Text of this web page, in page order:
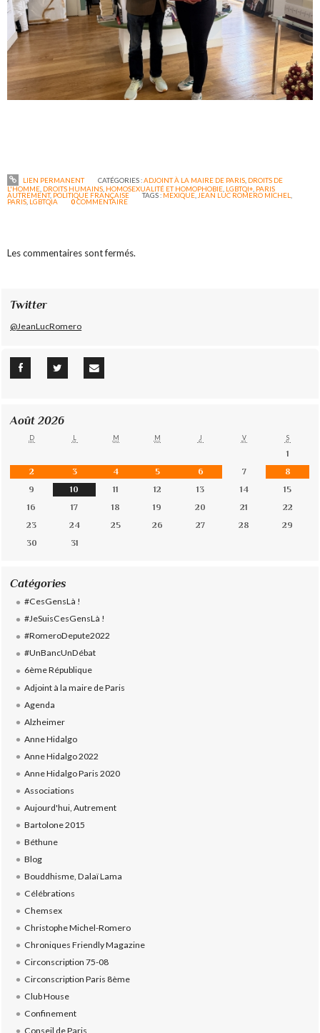
LIEN PERMANENT CATÉGORIES :ADJOINT À LA MAIRE DE PARIS, DROITS DE
L'HOMME DROITS HUMAINS HOMOSEXUALITÉ ET HOMOPHOBIE LGBTQI+ PARIS
AUTREMENT, POLITIQUE FRANÇAISE TAGS : MEXIQUE JEAN LUC ROMERO MICHEL
PARIS LGBTQIA 0COMMENTAIRE
Les commentaires sont fermés.
Twitter
@JeanLucRomero
Août 2026
D L M M J V S
1
2
3 4 5 6 7
8
9
10 11 12 13 14
15
16
17 18 19 20 21
22
23
24 25 26 27 28
29
30
31
Catégories
#CesGensLà !
#JeSuisCesGensLà !
#RomeroDepute2022
#UnBancUnDébat
6ème République
Adjoint à la maire de Paris
Agenda
Alzheimer
Anne Hidalgo
Anne Hidalgo 2022
Anne Hidalgo Paris 2020
Associations
Aujourd'hui, Autrement
Bartolone 2015
Béthune
Blog
Bouddhisme, Dalaï Lama
Célébrations
Chemsex
Christophe Michel-Romero
Chroniques Friendly Magazine
Circonscription 75-08
Circonscription Paris 8ème
Club House
Confinement
Conseil de Paris